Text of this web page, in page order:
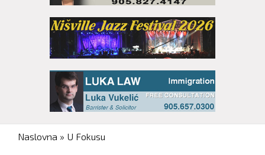
You are here
Naslovna » U Fokusu